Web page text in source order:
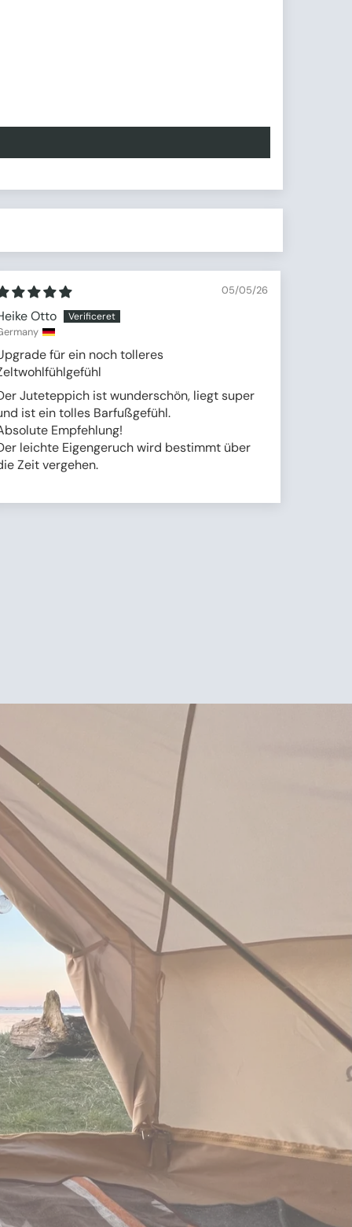
05/05/26
Otto
für ein noch tolleres
Juteteppich ist wunderschön, liegt super
ist ein tolles Barfußgefühl.
Empfehlung!
leichte Eigengeruch wird bestimmt über
Zeit vergehen.